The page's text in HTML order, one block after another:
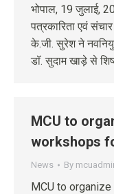
भोपाल, 19 जुलाई,
पत्रकारिता एवं
के.जी. सुरेश ने
डॉ. सुदाम खाड़े से
MCU to
workshops
News By
MCU to